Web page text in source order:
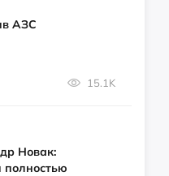
АЗС
15.1K
Новак:
полностью